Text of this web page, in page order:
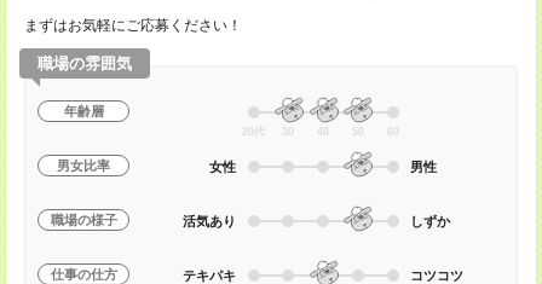
まずはお気軽にご応募ください！
職場の雰囲気
年齢層
20代 30 40 50 60
男女比率 女性 男性
職場の様子 活気あり しずか
仕事の仕方 テキパキ コツコツ